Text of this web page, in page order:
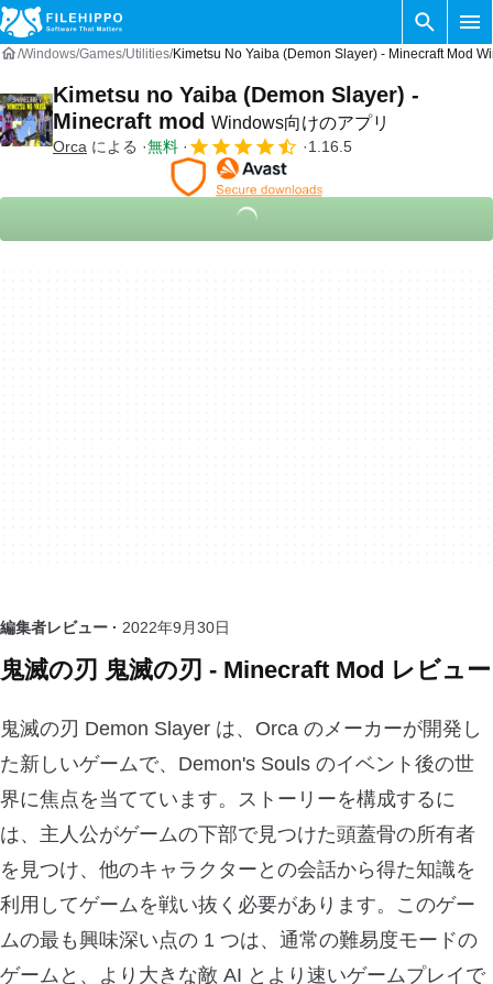
Windows Games Utilities Kimetsu No Yaiba (Demon Slayer) - Minecraft Mod
Kimetsu no Yaiba (Demon Slayer) -
Minecraft mod Windows向けのアプリ
Orca による 無料 1.16.5
編集者レビュー · 2022年9月30日
鬼滅の刃 鬼滅の刃 - Minecraft Mod レビュー
鬼滅の刃 Demon Slayer は、Orca のメーカーが開発し
た新しいゲームで、Demon's Souls のイベント後の世
界に焦点を当てています。ストーリーを構成するに
は、主人公がゲームの下部で見つけた頭蓋骨の所有者
を見つけ、他のキャラクターとの会話から得た知識を
利用してゲームを戦い抜く必要があります。このゲー
ムの最も興味深い点の 1 つは、通常の難易度モードの
ゲームと、より大きな敵 AI とより速いゲームプレイで